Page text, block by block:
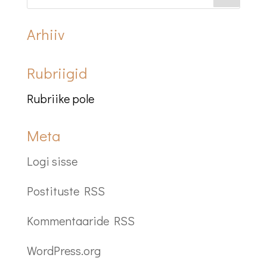
Arhiiv
Rubriigid
Rubriike pole
Meta
Logi sisse
Postituste RSS
Kommentaaride RSS
WordPress.org